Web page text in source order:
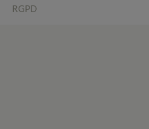
RGPD